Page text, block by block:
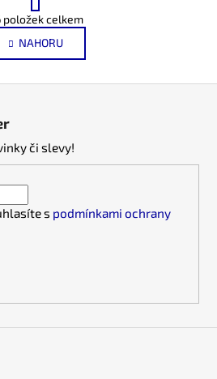
O
v
l
á
d
p
r
k
y
u
r
á
n
k
í
položek celkem
NAHORU
či slevy!
s podmínkami ochrany